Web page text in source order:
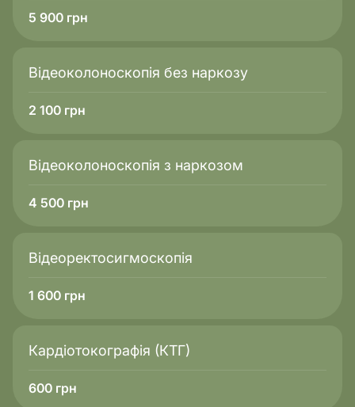
5 900 грн
Відеоколоноскопія без наркозу
2 100 грн
Відеоколоноскопія з наркозом
4 500 грн
Відеоректосигмоскопія
1 600 грн
Кардіотокографія (КТГ)
600 грн